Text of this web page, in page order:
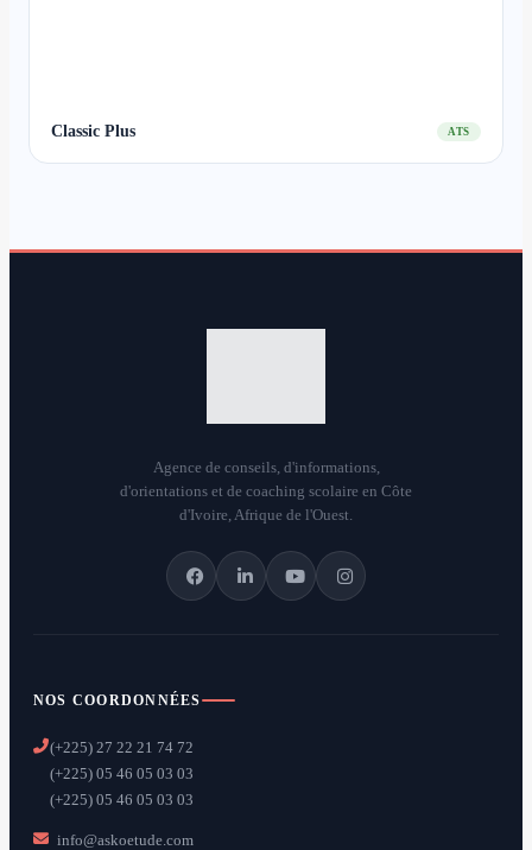
Classic Plus ATS
Agence de conseils, d'informations,
d'orientations et de coaching scolaire en Côte
d'Ivoire, Afrique de l'Ouest.
NOS COORDONNÉES
(+225) 27 22 21 74 72
(+225) 05 46 05 03 03
(+225) 05 46 05 03 03
info@askoetude.com